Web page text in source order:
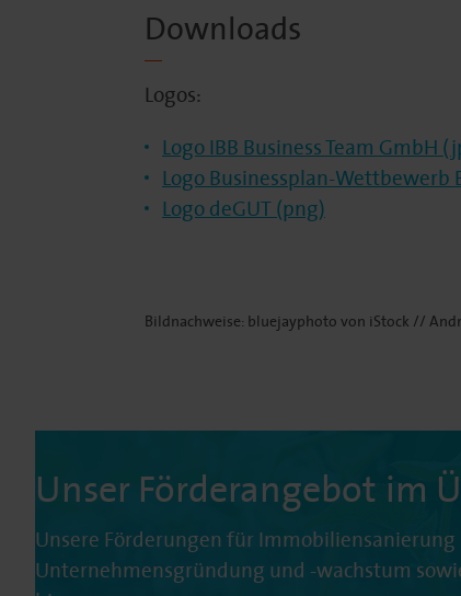
Downloads
Logos:
Logo IBB Business Team GmbH
Logo Businessplan-
Logo deGUT (png)
Bildnachweise: bluejayphoto von iStock //
Unser Förderangebot im
Unsere Förderungen für
Unternehmensgründung und -wachstum